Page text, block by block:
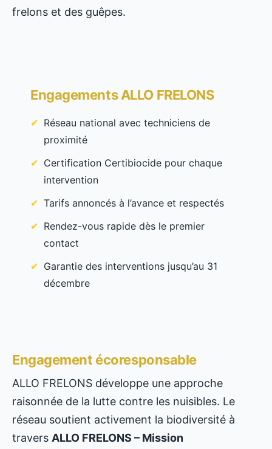
frelons et des guêpes.
Engagements ALLO FRELONS
Réseau national avec techniciens de
proximité
Certification Certibiocide pour chaque
intervention
Tarifs annoncés à l’avance et respectés
Rendez-vous rapide dès le premier
contact
Garantie des interventions jusqu’au 31
décembre
Engagement écoresponsable
ALLO FRELONS développe une approche
raisonnée de la lutte contre les nuisibles. Le
réseau soutient activement la biodiversité à
travers ALLO FRELONS – Mission